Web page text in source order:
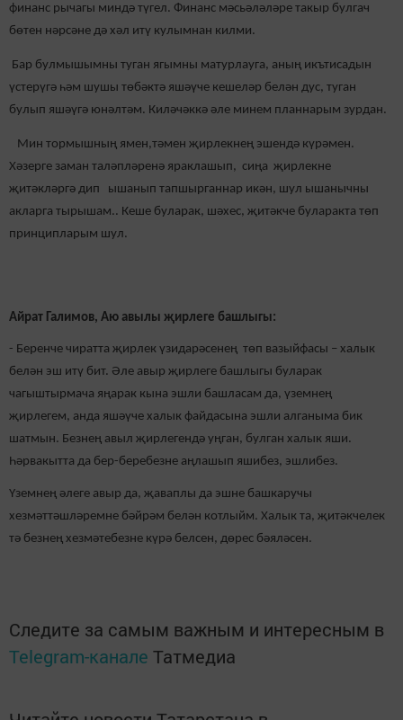
финанс рычагы миндә түгел. Финанс мәсьәләләре такыр булгач
бөтен нәрсәне дә хәл итү кулымнан килми.
Бар булмышымны туган ягымны матурлауга, аның икътисадын
үстерүгә һәм шушы төбәктә яшәүче кешеләр белән дус, туган
булып яшәүгә юнәлтәм. Киләчәккә әле минем планнарым зурдан.
Мин тормышның ямен,тәмен җирлекнең эшендә күрәмен.
Хәзерге заман таләпләренә яраклашып, сиңа җирлекне
җитәкләргә дип ышанып тапшырганнар икән, шул ышанычны
акларга тырышам.. Кеше буларак, шәхес, җитәкче буларакта төп
принципларым шул.
Айрат Галимов, Аю авылы җирлеге башлыгы:
- Беренче чиратта җирлек үзидарәсенең төп вазыйфасы – халык
белән эш итү бит. Әле авыр җирлеге башлыгы буларак
чагыштырмача яңарак кына эшли башласам да, үземнең
җирлегем, анда яшәүче халык файдасына эшли алганыма бик
шатмын. Безнең авыл җирлегендә уңган, булган халык яши.
Һәрвакытта да бер-беребезне аңлашып яшибез, эшлибез.
Үземнең әлеге авыр да, җаваплы да эшне башкаручы
хезмәттәшләремне бәйрәм белән котлыйм. Халык та, җитәкчелек
тә безнең хезмәтебезне күрә белсен, дөрес бәяләсен.
Следите за самым важным и интересным в
Telegram-канале Татмедиа